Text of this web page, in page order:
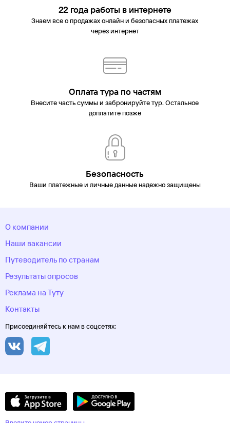
22 года работы в интернете
Знаем все о продажах онлайн и безопасных платежах
через интернет
Оплата тура по частям
Внесите часть суммы и забронируйте тур. Остальное
доплатите позже
Безопасность
Ваши платежные и личные данные надежно защищены
О компании
Наши вакансии
Путеводитель по странам
Результаты опросов
Реклама на Туту
Контакты
Присоединяйтесь к нам в соцсетях: